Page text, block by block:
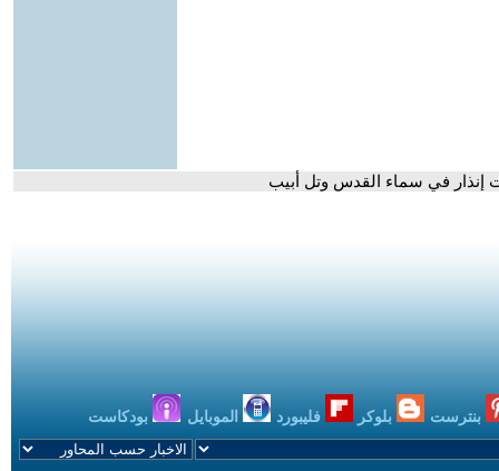
إنذار في سماء القدس وتل أبيب
بنترست بلوكر فليبورد الموبايل بودكاست